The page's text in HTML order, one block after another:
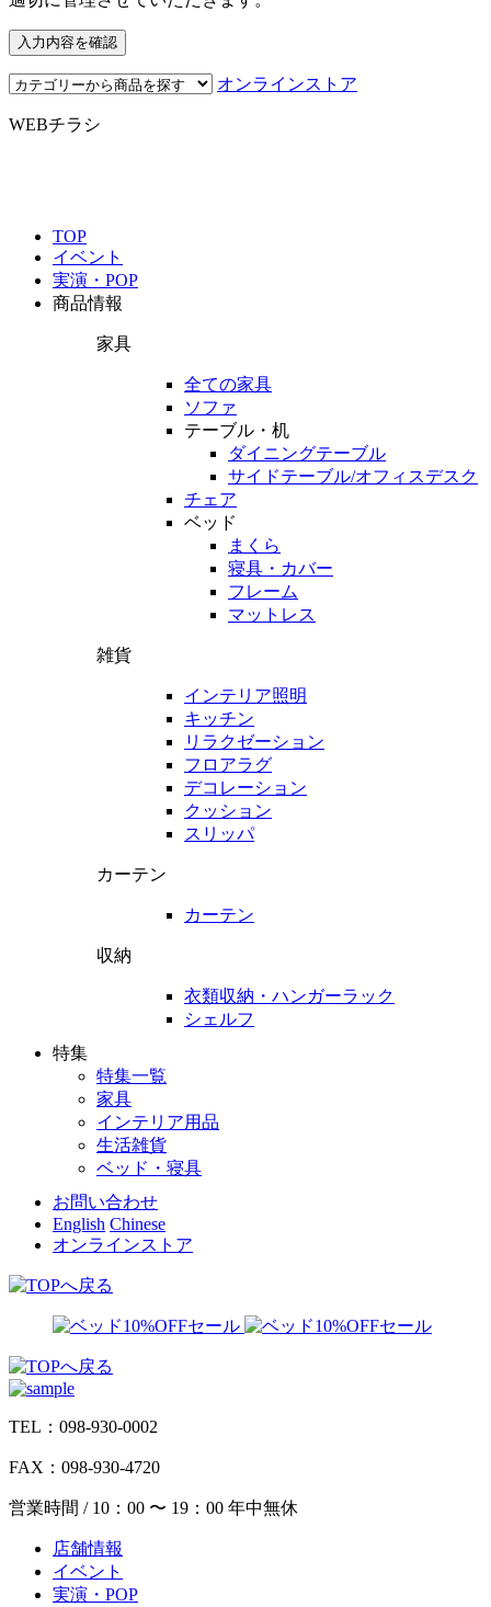
オンラインストア
WEBチラシ
TOP
イベント
実演・POP
商品情報
家具
全ての家具
ソファ
テーブル・机
ダイニングテーブル
サイドテーブル/オフィスデスク
チェア
ベッド
まくら
寝具・カバー
フレーム
マットレス
雑貨
インテリア照明
キッチン
リラクゼーション
フロアラグ
デコレーション
クッション
スリッパ
カーテン
カーテン
収納
衣類収納・ハンガーラック
シェルフ
特集
特集一覧
家具
インテリア用品
生活雑貨
ベッド・寝具
お問い合わせ
English Chinese
オンラインストア
TEL：098-930-0002
FAX：098-930-4720
営業時間 / 10：00 〜 19：00 年中無休
店舗情報
イベント
実演・POP